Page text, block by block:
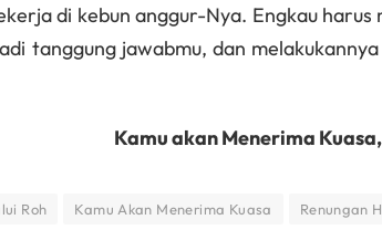
di kebun anggur-Nya. Engkau
tanggung jawabmu, dan
Kamu akan Menerima
Roh Kamu Akan Menerima Kuasa Renungan